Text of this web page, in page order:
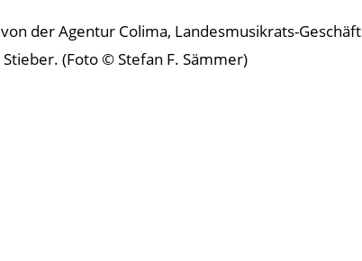
der Agentur Colima, Landesmusikrats-
(Foto © Stefan F. Sämmer)